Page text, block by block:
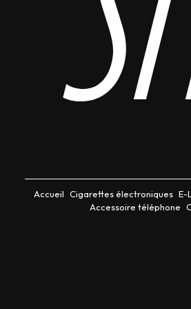
Accueil Cigarettes électroniques E-
Accessoire téléphone